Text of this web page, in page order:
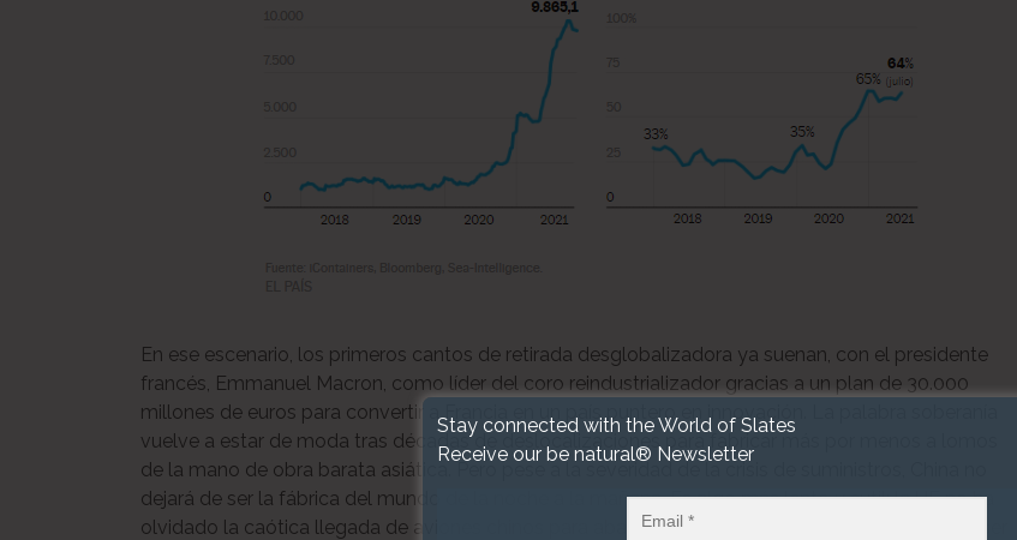
En ese escenario, los primeros cantos de retirada desglobalizadora ya suenan, con el presidente
francés, Emmanuel Macron, como líder del coro reindustrializador gracias a un plan de 30.000
millones de euros para convertir a Francia en un país puntero en innovación. La palabra soberanía
vuelve a estar de moda tras décadas de deslocalizaciones para fabricar más por menos a lomos
de la mano de obra barata asiática. Pero pese a la severidad de la crisis de suministros, China no
dejará de ser la fábrica del mundo de la noche a la mañana. Es algo más lento y sutil: la UE no ha
olvidado la caótica llegada de aviones chinos para abastecer a Europa de mascarillas, y quiere ser
Stay connected with the World of Slates
Receive our be natural® Newsletter